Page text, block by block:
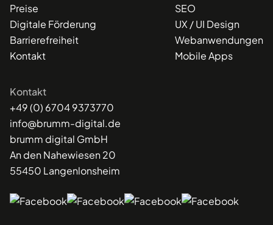
Preise
Digitale Förderung
Barrierefreiheit
Kontakt
SEO
UX / UI Design
Webanwendungen
Mobile Apps
Kontakt
+49 (0) 6704 9373770
info@brumm-digital.de
brumm digital GmbH
An den Nahewiesen 20
55450 Langenlonsheim